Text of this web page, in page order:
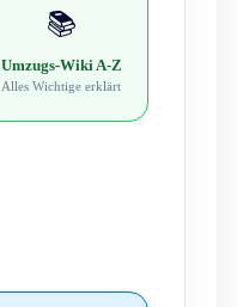
📚
Umzugs-Wiki A-Z
Alles Wichtige erklärt